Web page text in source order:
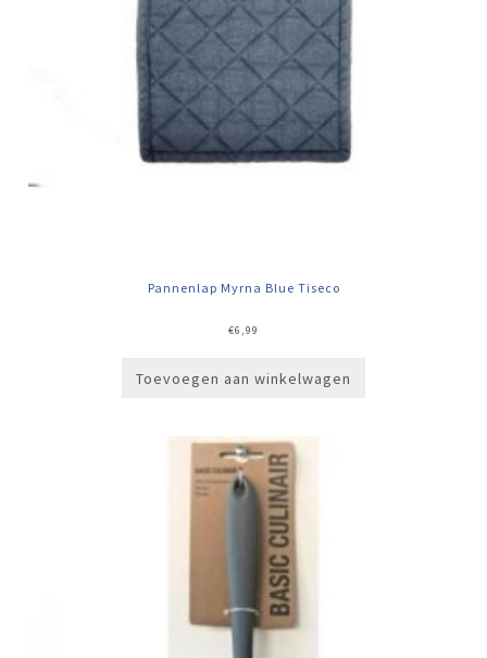
Pannenlap Myrna Blue Tiseco
€6,99
Toevoegen aan winkelwagen